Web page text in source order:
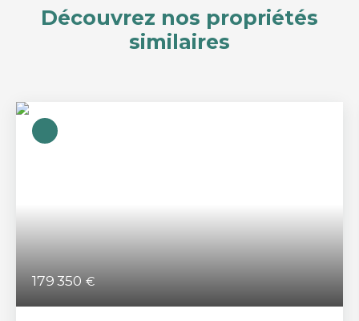
Découvrez nos propriétés
similaires
179 350 €